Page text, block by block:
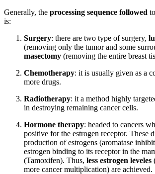
Generally, the processing sequence followed
is:
Surgery: there are two type of surgery,
(removing only the tumor and some
masectomy (removing the entire breast
Chemotherapy: it is usually given as a
more drugs.
Radiotherapy: it a method highly
in destroying remaining cancer cells.
Hormone therapy: headed to cancers
positive for the estrogen receptor. These
production of estrogens (aromatase
estrogen binding to its receptor in the
(Tamoxifen). Thus, less estrogen leveles
more cancer multiplication) are achieved.